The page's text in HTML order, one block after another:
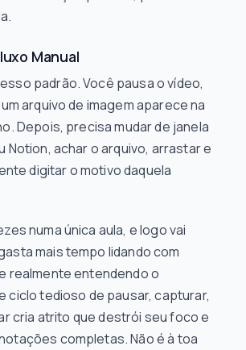
Manual
padrão. Você pausa o vídeo,
arquivo de imagem aparece na
Depois, precisa mudar de janela
Notion, achar o arquivo, arrastar e
digitar o motivo daquela
numa única aula, e logo vai
mais tempo lidando com
realmente entendendo o
ciclo tedioso de pausar, capturar,
cria atrito que destrói seu foco e
completas. Não é à toa